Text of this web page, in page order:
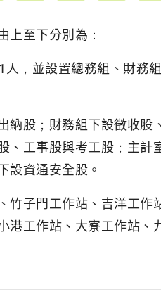
上至下分別為：
，並設置總務組、財務
納股；財務組下設徵收
、工事股與考工股；主
設資通安全股。
竹子門工作站、吉洋工
港工作站、大寮工作站